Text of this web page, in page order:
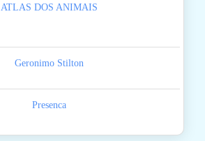
ATLAS DOS ANIMAIS
Geronimo Stilton
Presenca